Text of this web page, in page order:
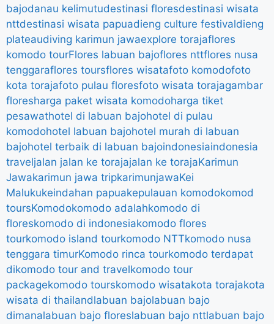
bajodanau kelimutudestinasi floresdestinasi wisata
nttdestinasi wisata papuadieng culture festivaldieng
plateaudiving karimun jawaexplore torajaflores
komodo tourFlores labuan bajoflores nttflores nusa
tenggaraflores toursflores wisatafoto komodofoto
kota torajafoto pulau floresfoto wisata torajagambar
floresharga paket wisata komodoharga tiket
pesawathotel di labuan bajohotel di pulau
komodohotel labuan bajohotel murah di labuan
bajohotel terbaik di labuan bajoindonesiaindonesia
traveljalan jalan ke torajajalan ke torajaKarimun
Jawakarimun jawa tripkarimunjawaKei
Malukukeindahan papuakepulauan komodokomod
toursKomodokomodo adalahkomodo di
floreskomodo di indonesiakomodo flores
tourkomodo island tourkomodo NTTkomodo nusa
tenggara timurKomodo rinca tourkomodo terdapat
dikomodo tour and travelkomodo tour
packagekomodo tourskomodo wisatakota torajakota
wisata di thailandlabuan bajolabuan bajo
dimanalabuan bajo floreslabuan bajo nttlabuan bajo